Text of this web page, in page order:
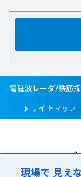
電磁波レーダ/鉄筋
サイトマップ
現場で 見え